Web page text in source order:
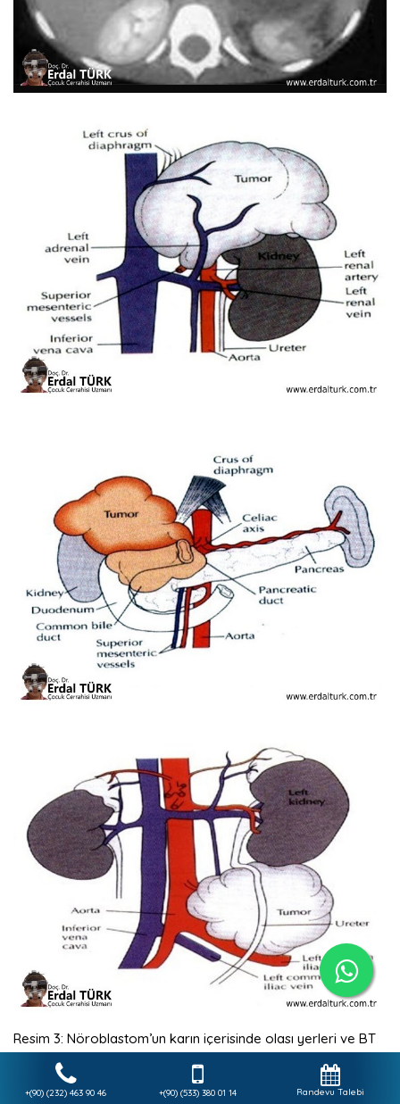
Resim 3: Nöroblastom’un karın içerisinde olası yerleri ve BT
görüntüsü
Tedavi
+(90) (232) 463 90 46 +(90) (533) 380 01 14 Randevu Talebi